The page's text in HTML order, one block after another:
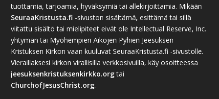
tuottamia, tarjoamia, hyväksymiä tai allekirjoittamia. Mikään
SeuraaKristusta.fi -sivuston sisältämä, esittämä tai sillä
viitattu sisältö tai mielipiteet eivät ole Intellectual Reserve, Inc.
yhtymän tai Myöhempien Aikojen Pyhien Jeesuksen
Kristuksen Kirkon vaan kuuluvat SeuraaKristusta.fi -sivustolle.
Vieraillaksesi kirkon virallisilla verkkosivuilla, käy osoitteessa
jeesuksenkristuksenkirkko.orgtai
ChurchofJesusChrist.org.